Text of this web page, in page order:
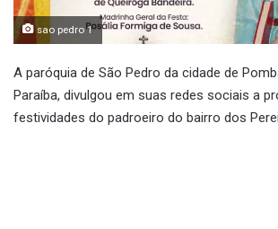
sao pedro 1
A paróquia de São Pedro da cidade de
Paraíba, divulgou em suas redes sociais a
festividades do padroeiro do bairro dos